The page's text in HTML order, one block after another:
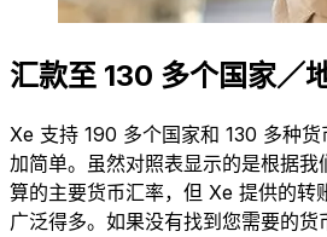
汇款至 130 多个国家／
Xe 支持 190 多个国家和 130 多种
加简单。虽然对照表显示的是根据
算的主要货币汇率，但 Xe 提供的转
广泛得多。如果没有找到您需要的